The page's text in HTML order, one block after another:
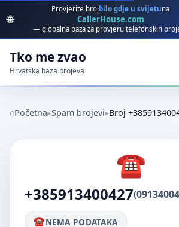
🌐
Provjerite broj bilo gdje u svijetuna
CallerHouse.com
— globalna baza za provjeru telefonskih
Tko me zvao
Hrvatska baza brojeva
Početna Spam brojevi Broj
+385913400427
NEMA PODATAKA